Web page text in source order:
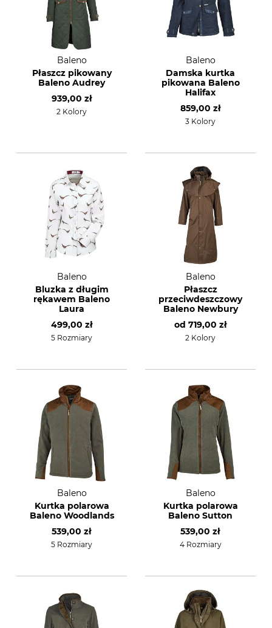
Baleno
Płaszcz pikowany
Baleno Audrey
939,00 zł
2 Kolory
Baleno
Damska kurtka
pikowana Baleno
Halifax
859,00 zł
3 Kolory
Baleno
Bluzka z długim
rękawem Baleno
Laura
499,00 zł
5 Rozmiary
Baleno
Płaszcz
przeciwdeszczowy
Baleno Newbury
od 719,00 zł
2 Kolory
Baleno
Kurtka polarowa
Baleno Woodlands
539,00 zł
5 Rozmiary
Baleno
Kurtka polarowa
Baleno Sutton
539,00 zł
4 Rozmiary